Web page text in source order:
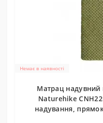
Немає в наявності
Матрац надувний
Naturehike
надування,